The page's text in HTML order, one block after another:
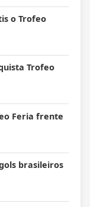
o Trofeo
Trofeo
Feria frente
brasileiros